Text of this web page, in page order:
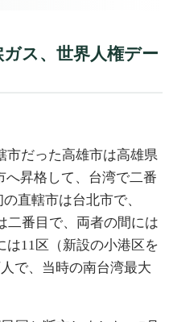
ス、世界人権デー
市だった高雄市は高雄県
昇格して、台湾で二番
の直轄市は台北市で、
二番目で、両者の間には
は11区（新設の小港区を
で、当時の南台湾最大